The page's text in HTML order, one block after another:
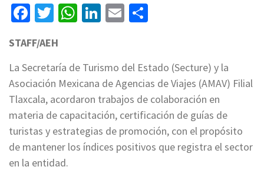
Facebook
Twitter
WhatsApp
LinkedIn
Email
STAFF/AEH
La Secretaría de Turismo del Estado (Secture) y la
Asociación Mexicana de Agencias de Viajes (AMAV) Filial
Tlaxcala, acordaron trabajos de colaboración en
materia de capacitación, certificación de guías de
turistas y estrategias de promoción, con el propósito
de mantener los índices positivos que registra el sector
en la entidad.